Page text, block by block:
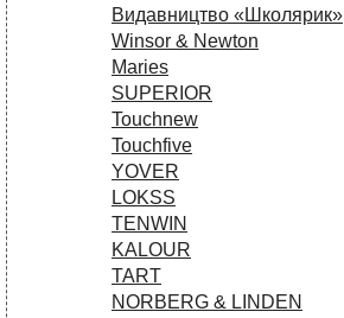
Видавництво «Школярик»
Winsor & Newton
Maries
SUPERIOR
Touchnew
Touchfive
YOVER
LOKSS
TENWIN
KALOUR
TART
NORBERG & LINDEN